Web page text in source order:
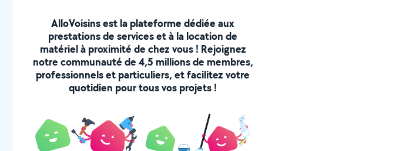
AlloVoisins est la plateforme dédiée aux
prestations de services et à la location de
matériel à proximité de chez vous ! Rejoignez
notre communauté de 4,5 millions de membres,
professionnels et particuliers, et facilitez votre
quotidien pour tous vos projets !